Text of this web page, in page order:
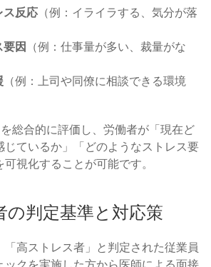
ス反応 （例：イライラする、気分が落
要因 （例：仕事量が多い、裁量がな
（例：上司や同僚に相談できる環境
総合的に評価し、労働者が「現在ど
じているか」「どのようなストレス要
視化することが可能です。
の判定基準と対応策
高ストレス者」と判定された従業員
ックを実施した方から医師による面接